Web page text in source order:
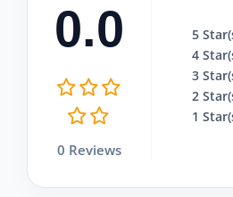
0.0
0 Reviews
5
4
3
2
1